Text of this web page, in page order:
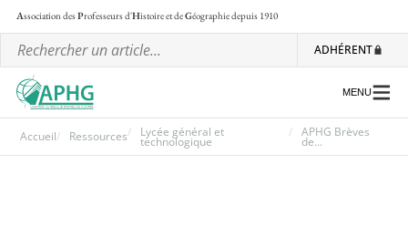
Association desProfesseurs d'Histoire et deGéographiedepuis 1910
ADHÉRENT
MENU
Accueil Ressources Lycée général et
technologique
APHG Brèves
de...